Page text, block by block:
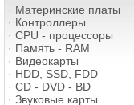
· Материнские платы
· Контроллеры
· CPU - процессоры
· Память - RAM
· Видеокарты
· HDD, SSD, FDD
· CD - DVD - BD
· Звуковые карты